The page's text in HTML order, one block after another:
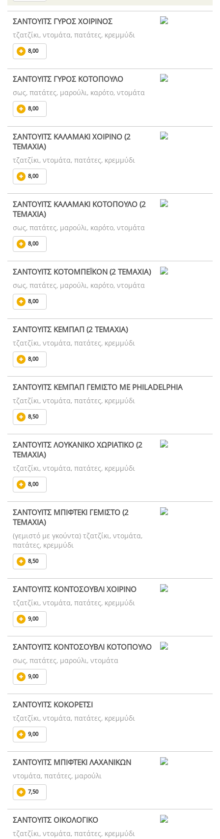
ΣΑΝΤΟΥΙΤΣ ΓΥΡΟΣ ΧΟΙΡΙΝΟΣ
τζατζίκι, ντομάτα, πατάτες, κρεμμύδι
8,00
ΣΑΝΤΟΥΙΤΣ ΓΥΡΟΣ ΚΟΤΟΠΟΥΛΟ
σως, πατάτες, μαρούλι, καρότο, ντομάτα
8,00
ΣΑΝΤΟΥΙΤΣ ΚΑΛΑΜΑΚΙ ΧΟΙΡΙΝΟ (2
ΤΕΜΑΧΙΑ)
τζατζίκι, ντομάτα, πατάτες, κρεμμύδι
8,00
ΣΑΝΤΟΥΙΤΣ ΚΑΛΑΜΑΚΙ ΚΟΤΟΠΟΥΛΟ (2
ΤΕΜΑΧΙΑ)
σως, πατάτες, μαρούλι, καρότο, ντομάτα
8,00
ΣΑΝΤΟΥΙΤΣ ΚΟΤΟΜΠΕΪΚΟΝ (2 ΤΕΜΑΧΙΑ)
σως, πατάτες, μαρούλι, καρότο, ντομάτα
8,00
ΣΑΝΤΟΥΙΤΣ ΚΕΜΠΑΠ (2 ΤΕΜΑΧΙΑ)
τζατζίκι, ντομάτα, πατάτες, κρεμμύδι
8,00
ΣΑΝΤΟΥΙΤΣ ΚΕΜΠΑΠ ΓΕΜΙΣΤΟ ΜΕ PHILADELPHIA
τζατζίκι, ντομάτα, πατάτες, κρεμμύδι
8,50
ΣΑΝΤΟΥΙΤΣ ΛΟΥΚΑΝΙΚΟ ΧΩΡΙΑΤΙΚΟ (2
ΤΕΜΑΧΙΑ)
τζατζίκι, ντομάτα, πατάτες, κρεμμύδι
8,00
ΣΑΝΤΟΥΙΤΣ ΜΠΙΦΤΕΚΙ ΓΕΜΙΣΤΟ (2
ΤΕΜΑΧΙΑ)
(γεμιστό με γκούντα) τζατζίκι, ντομάτα,
πατάτες, κρεμμύδι
8,50
ΣΑΝΤΟΥΙΤΣ ΚΟΝΤΟΣΟΥΒΛΙ ΧΟΙΡΙΝΟ
τζατζίκι, ντομάτα, πατάτες, κρεμμύδι
9,00
ΣΑΝΤΟΥΙΤΣ ΚΟΝΤΟΣΟΥΒΛΙ ΚΟΤΟΠΟΥΛΟ
σως, πατάτες, μαρούλι, ντομάτα
9,00
ΣΑΝΤΟΥΙΤΣ ΚΟΚΟΡΕΤΣΙ
τζατζίκι, ντομάτα, πατάτες, κρεμμύδι
9,00
ΣΑΝΤΟΥΙΤΣ ΜΠΙΦΤΕΚΙ ΛΑΧΑΝΙΚΩΝ
ντομάτα, πατάτες, μαρούλι
7,50
ΣΑΝΤΟΥΙΤΣ ΟΙΚΟΛΟΓΙΚΟ
τζατζίκι, ντομάτα, πατάτες, κρεμμύδι